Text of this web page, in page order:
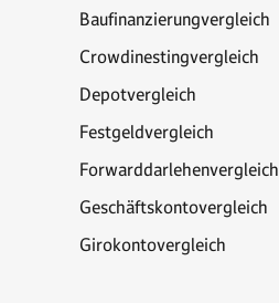
Baufinanzierungvergleich
Crowdinestingvergleich
Depotvergleich
Festgeldvergleich
Forwarddarlehenvergleich
Geschäftskontovergleich
Girokontovergleich